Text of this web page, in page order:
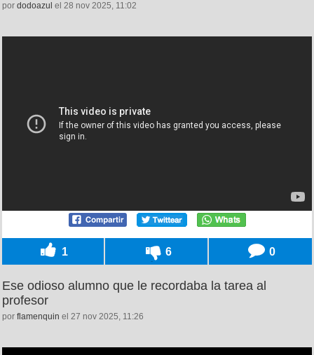
por dodoazul el 28 nov 2025, 11:02
1 6 0
Ese odioso alumno que le recordaba la tarea al
profesor
por flamenquin el 27 nov 2025, 11:26